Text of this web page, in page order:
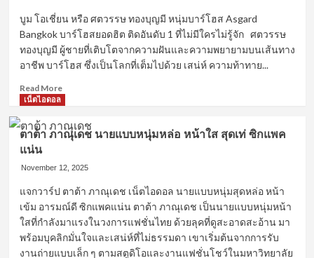
นัก
เพาะ
กาย
เทรนเนอร์
นาย
หล่อ
บูม โอเชี่ยน หรือ ศตวรรษ ทองบุญมี หนุ่มบาร์โฮส Asgard
Bangkok บาร์โฮสยอดฮิต ติดอันดับ 1 ที่ไม่มีใครไม่รู้จัก ศตวรรษ
ทองบุญมี ผู้ชายที่เติบโตจากความฝันและความพยายามบนเส้นทาง
อาชีพ บาร์โฮส ซึ่งเป็นโลกที่เต็มไปด้วย เสน่ห์ ความท้าทาย...
Read MoreRead
บูม
โอ
ศตวรรษ
บุญ
มี
หนุ่ม
บาร์
เน็ตไอดอล
ตาต้า ภาณุเดช นายแบบหนุ่มหล่อ หน้าใส สุดเท่ ซิกแพค
แน่น
November 12, 2025
แจกวาร์ป ตาต้า ภาณุเดช เน็ตไอดอล นายแบบหนุ่มสุดหล่อ หน้า
เข้ม อารมณ์ดี ซิกแพคแน่น ตาต้า ภาณุเดช เป็นนายแบบหนุ่มหน้า
ใสที่กำลังมาแรงในวงการแฟชั่นไทย ด้วยลุคที่ดูสะอาดสะอ้าน มา
พร้อมบุคลิกมั่นใจและเสน่ห์ที่ไม่ธรรมดา เขาเริ่มต้นจากการรับ
งานถ่ายแบบเล็ก ๆ ตามสตูดิโอและงานแฟชั่นโชว์ในมหาวิทยาลัย